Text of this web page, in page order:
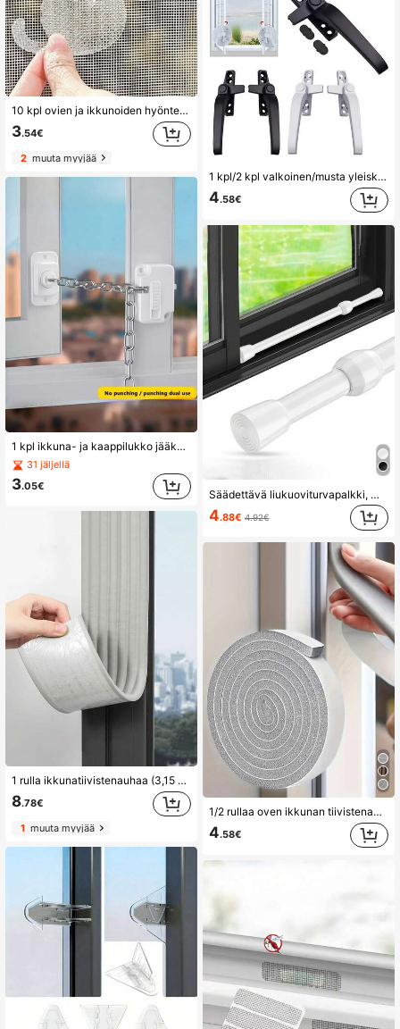
10 kpl ovien ja ikkunoiden hyönteisverkon korjauslaikkasetti, liukuva lemmikkiverkko-ovilaikat, vahvalla liimalla varustetut verkon korjaustarrat reikien ja repeämien korjaukseen, kestävä ja repeämätön laikka, DIY-kotiverkon korjaus, hyttysverkon korjauslaikka, lemmikin omistajille
3.54€
2muuta myyjää
1 kpl ikkuna- ja kaappilukko jääkaapille, varkaudenestoketjulukko, liukuovien rajoitin, korkeiden rakennusten putoamissuoja, lapsilukko, päivitetty ikkunalukko, varkauden- ja murtautumisenesto, estää lasten ikkunoiden avaamisen, turvalukko ilman porausta, kodin sisustus, juhlat, vauvan suojavaruste, naisten lahja, puutarha, DIY, makuuhuoneen sisustus, keittiön sisustus, asuntolan tarvikkeet, varastohuone, joulukoristeet, matkatarvikkeet, polttareiden tarvikkeet, toimistöpöydän tarvikkeet, kodin sisustus
31 jäljellä
3.05€
1 rulla ikkunatiivistenauhaa (3,15 x 78 tuumaa) - Säänkestävä eristysnauha talveksi, vedenpitävä ratkaisu, itseliimautuva vetopysäytin, helppo asentaa, korkealaatuinen liima, tuulenpitävä oventiiviste, sopii syksyyn/talveen, jouluun ja uuteen vuoteen
8.78€
1muuta myyjää
1 kpl/2 kpl valkoinen/musta yleiskäyttöinen kaksoislasitettu ikkunankahva, paksunnettu, irrotettu alumiini- ja muoviteräsikkunankahva, kiinnitysruuvilla, turvakarmi-ikkuna, oikea-/vasenkätinen
4.58€
Säädettävä liukuoviturvapalkki, metallinen säädettävä ikkuna- ja lasioviturvapalkki turvalukituksella ja kumiväreillä – metallirakenne, parannettu turvallisuus, sopii useimpiin oviin, kotilukkoihin ja ovelukkoihin
4.88€ 4.92€
1/2 rullaa oven ikkunan tiivistenauhat itseliimautuva eristysvaahtoteippi sieni oven raolle äänieristetty ja pölytiivis tuulenpitävä muovinen teräsikkuna itseliimautuva äänieristetty oven ikkuna vaahto meluneristys harmaa
4.58€